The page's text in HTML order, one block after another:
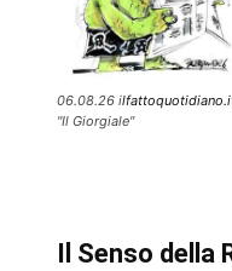
06.08.26 i
"Il Giorgiale"
Il Senso della